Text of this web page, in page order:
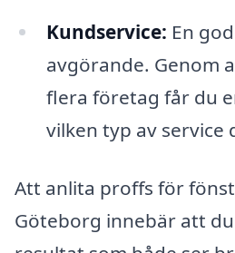
Kundservice: En
avgörande. Genom
flera företag får du
vilken typ av service
Att anlita proffs för
Göteborg innebär att